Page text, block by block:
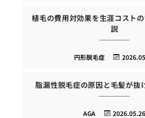
植毛の費用対効果を生涯コスト
説
円形脱毛症
脂漏性脱毛症の原因と毛髪が抜
2026.05.26
AGA